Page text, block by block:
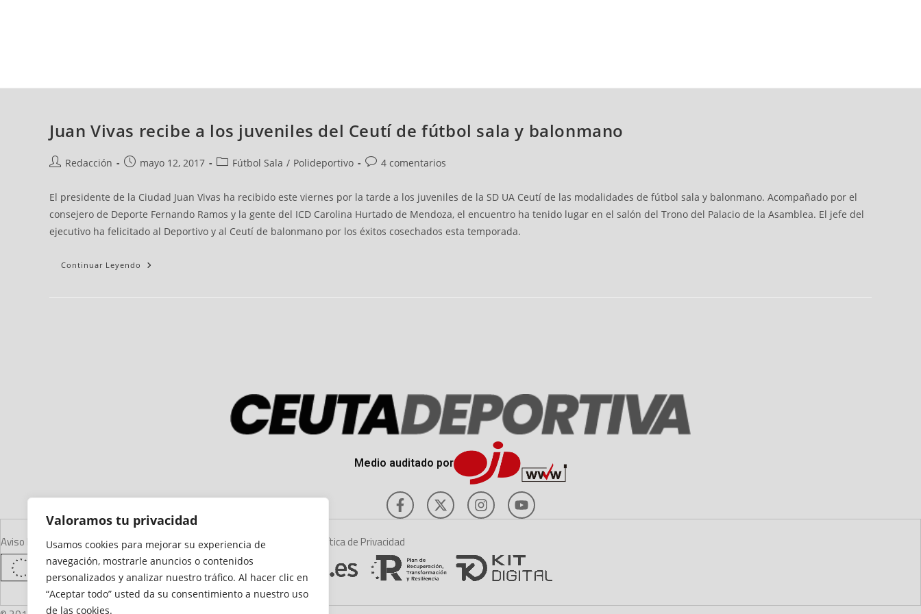
Valoramos tu privacidad
Usamos cookies para mejorar su experiencia de
navegación, mostrarle anuncios o contenidos
personalizados y analizar nuestro tráfico. Al hacer clic en
“Aceptar todo” usted da su consentimiento a nuestro uso
de las cookies.
Juan Vivas recibe a los juveniles del Ceutí de fútbol sala y balonmano
Redacción mayo 12, 2017 Fútbol Sala / Polideportivo 4 comentarios
El presidente de la Ciudad Juan Vivas ha recibido este viernes por la tarde a los juveniles de la SD UA Ceutí de las modalidades de fútbol sala y balonmano. Acompañado por el
consejero de Deporte Fernando Ramos y la gente del ICD Carolina Hurtado de Mendoza, el encuentro ha tenido lugar en el salón del Trono del Palacio de la Asamblea. El jefe del
ejecutivo ha felicitado al Deportivo y al Ceutí de balonmano por los éxitos cosechados esta temporada.
Continuar Leyendo
Medio auditado por
Aviso LegalDeclaración de AccesibilidadMapa del SitioPolítica de Cookies Política de Privacidad